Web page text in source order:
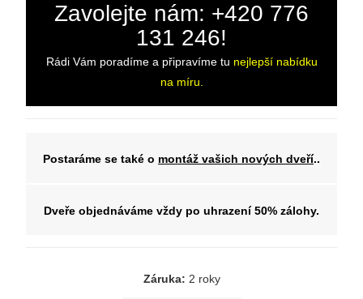
Zavolejte nám: +420 776
131 246!
Rádi Vám poradíme a připravíme tu nejlepší nabídku
na míru.
Postaráme se také o montáž vašich nových dveří..
Dveře objednáváme vždy po uhrazení 50% zálohy.
Záruka: 2 roky